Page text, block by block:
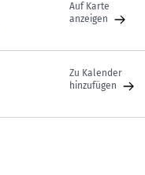
Auf Karte
anzeigen
Zu Kalender
hinzufügen